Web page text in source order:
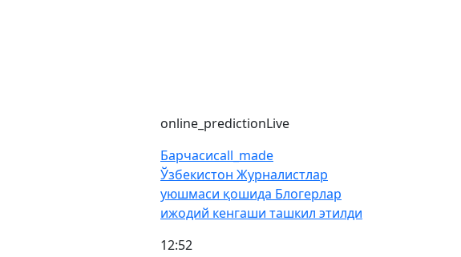
online_predictionLive
Барчасиcall_made
Ўзбекистон Журналистлар
уюшмаси қошида Блогерлар
ижодий кенгаши ташкил этилди
12:52